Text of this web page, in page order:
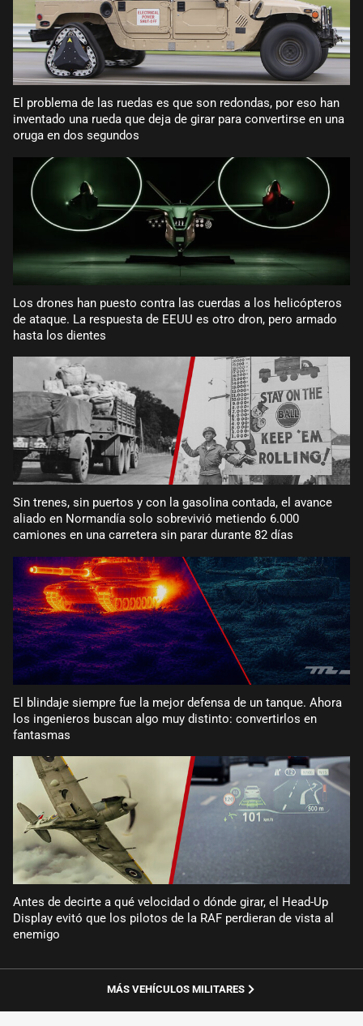
El problema de las ruedas es que son redondas, por eso han
inventado una rueda que deja de girar para convertirse en una
oruga en dos segundos
Los drones han puesto contra las cuerdas a los helicópteros
de ataque. La respuesta de EEUU es otro dron, pero armado
hasta los dientes
Sin trenes, sin puertos y con la gasolina contada, el avance
aliado en Normandía solo sobrevivió metiendo 6.000
camiones en una carretera sin parar durante 82 días
El blindaje siempre fue la mejor defensa de un tanque. Ahora
los ingenieros buscan algo muy distinto: convertirlos en
fantasmas
Antes de decirte a qué velocidad o dónde girar, el Head-Up
Display evitó que los pilotos de la RAF perdieran de vista al
enemigo
MÁS VEHÍCULOS MILITARES